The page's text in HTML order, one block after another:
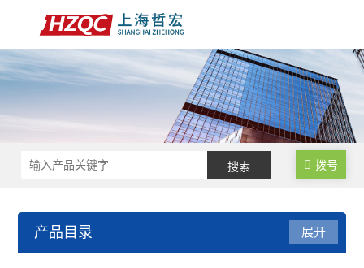
拨号
产品目录 展开